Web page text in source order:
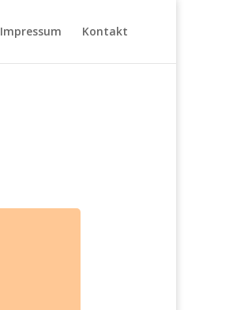
Impressum Kontakt